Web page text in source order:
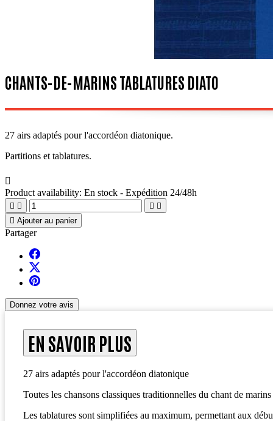
CHANTS-DE-MARINS TABLATURES DIATO
27 airs adaptés pour l'accordéon diatonique.
Partitions et tablatures.

Product availability: En stock - Expédition 24/48h
   
 Ajouter au panier
Partager
Donnez votre avis
EN SAVOIR PLUS
27 airs adaptés pour l'accordéon diatonique
Toutes les chansons classiques traditionnelles du chant de
Les tablatures sont simplifiées au maximum, permettant aux